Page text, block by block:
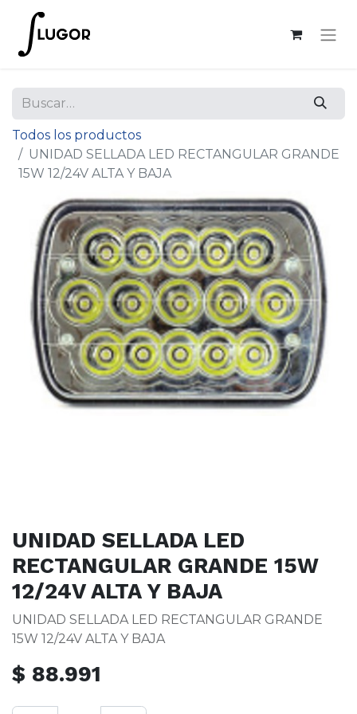
Todos los productos
UNIDAD SELLADA LED RECTANGULAR GRANDE
15W 12/24V ALTA Y BAJA
UNIDAD SELLADA LED
RECTANGULAR GRANDE 15W
12/24V ALTA Y BAJA
UNIDAD SELLADA LED RECTANGULAR GRANDE
15W 12/24V ALTA Y BAJA
$ 88.991